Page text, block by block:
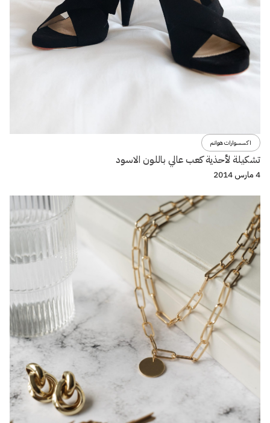
اكسسوارات هوانم
تشكيلة لأحذية كعب عالي باللون الاسود
4 مارس 2014